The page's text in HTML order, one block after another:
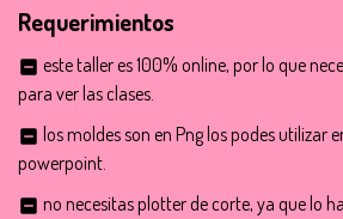
Requerimientos
indeterminate_check_box este taller es 100% online, por lo que
para ver las clases.
indeterminate_check_box los moldes son en Png los podes utilizar
powerpoint.
indeterminate_check_box no necesitas plotter de corte, ya que lo